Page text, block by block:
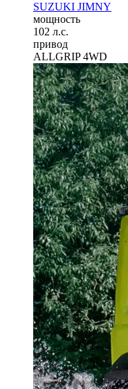
SUZUKI JIMNY
мощность
102 л.с.
привод
ALLGRIP 4WD